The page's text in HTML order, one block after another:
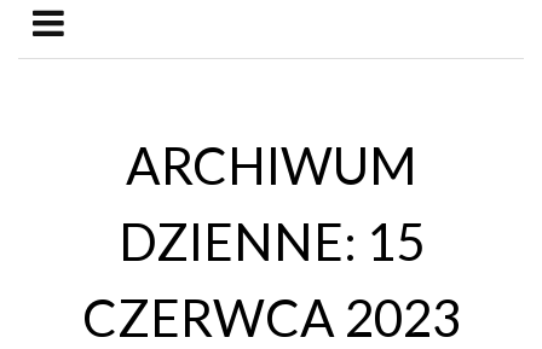
ARCHIWUM
DZIENNE: 15
CZERWCA 2023